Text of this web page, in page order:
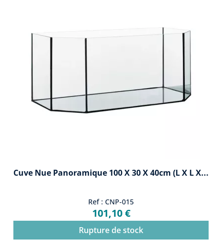
Cuve Nue Panoramique 100 X 30 X 40cm (L X L X...
Ref : CNP-015
101,10 €
Rupture de stock